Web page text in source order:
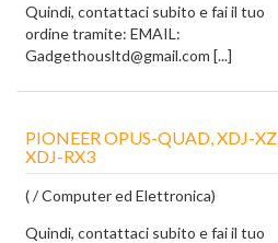
Quindi, contattaci subito e fai il tuo
ordine tramite: EMAIL:
Gadgethousltd@gmail.com [...]
PIONEER OPUS-QUAD, XDJ-
XDJ-RX3
( / Computer ed Elettronica)
Quindi, contattaci subito e fai il tuo